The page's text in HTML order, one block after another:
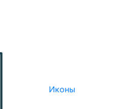
Иконы